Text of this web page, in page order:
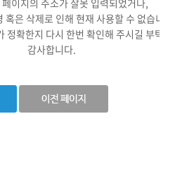
혹은 삭제로 인해 현재 사용할 수 없습니
정확한지 다시 한번 확인해 주시길 부탁
감사합니다.